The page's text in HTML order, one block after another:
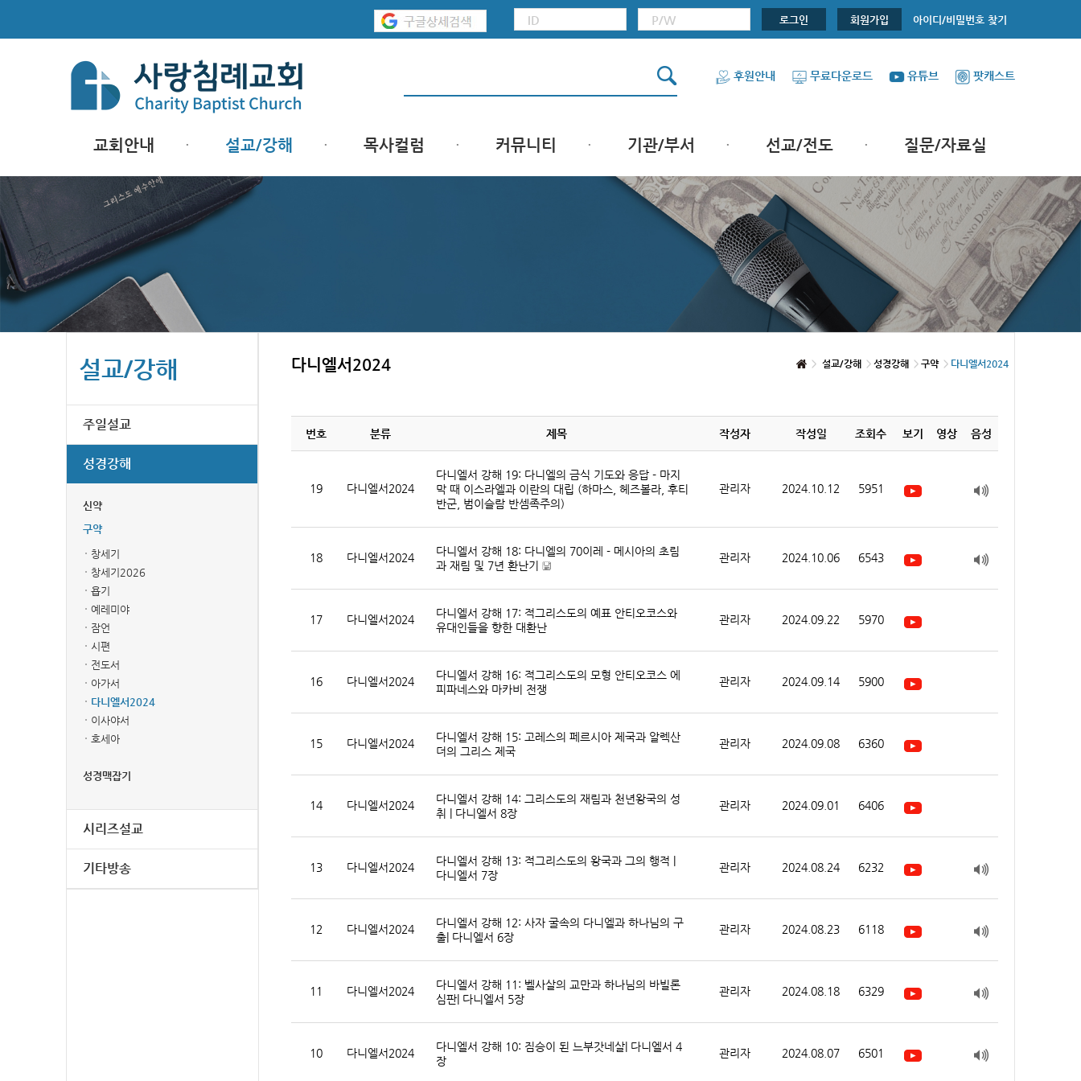
로그인 회원가입 아이디/비밀번호 찾기
후원안내 무료다운로드 유튜브 팟캐스트
교회안내 설교/강해 목사컬럼 커뮤니티 기관/부서 선교/전도 질문/자료실
설교/강해
주일설교
성경강해
신약
구약
창세기
창세기2026
욥기
예레미야
잠언
시편
전도서
아가서
다니엘서2024
이사야서
호세아
성경맥잡기
시리즈설교
기타방송
다니엘서2024 설교/강해 성경강해 구약 다니엘서2024
번호 분류 제목 작성자 작성일 조회수 보기 영상 음성
19 다니엘서2024
다니엘서 강해 19: 다니엘의 금식 기도와 응답 - 마지
막 때 이스라엘과 이란의 대립 (하마스, 헤즈볼라, 후티
반군, 범이슬람 반셈족주의)
관리자 2024.10.12 5951
18 다니엘서2024
다니엘서 강해 18: 다니엘의 70이레 - 메시아의 초림
과 재림 및 7년 환난기
[
일
자
관리자 2024.10.06 6543
17 다니엘서2024
다니엘서 강해 17: 적그리스도의 예표 안티오코스와
유대인들을 향한 대환난
관리자 2024.09.22 5970
16 다니엘서2024
다니엘서 강해 16: 적그리스도의 모형 안티오코스 에
피파네스와 마카비 전쟁
관리자 2024.09.14 5900
15 다니엘서2024
다니엘서 강해 15: 고레스의 페르시아 제국과 알렉산
더의 그리스 제국
관리자 2024.09.08 6360
14 다니엘서2024
다니엘서 강해 14: 그리스도의 재림과 천년왕국의 성
취 | 다니엘서 8장
관리자 2024.09.01 6406
13 다니엘서2024
다니엘서 강해 13: 적그리스도의 왕국과 그의 행적 |
다니엘서 7장
관리자 2024.08.24 6232
12 다니엘서2024
다니엘서 강해 12: 사자 굴속의 다니엘과 하나님의 구
출| 다니엘서 6장
관리자 2024.08.23 6118
11 다니엘서2024
다니엘서 강해 11: 벨사살의 교만과 하나님의 바빌론
심판| 다니엘서 5장
관리자 2024.08.18 6329
10 다니엘서2024
다니엘서 강해 10: 짐승이 된 느부갓네살| 다니엘서 4
장
관리자 2024.08.07 6501